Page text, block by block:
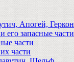
Апогей, Геркон
его запасные части
части
части